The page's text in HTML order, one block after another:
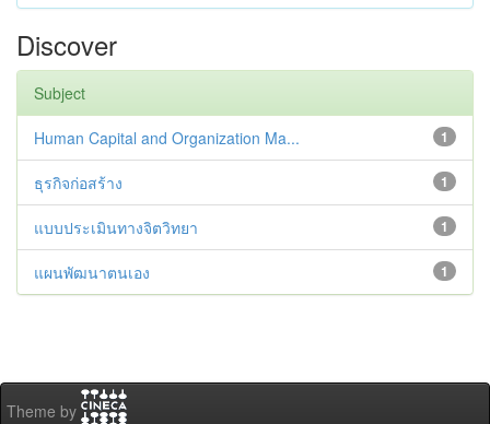
Discover
Subject
1
Human Capital and Organization Ma...
1
ธุรกิจก่อสร้าง
1
แบบประเมินทางจิตวิทยา
1
แผนพัฒนาตนเอง
Theme by